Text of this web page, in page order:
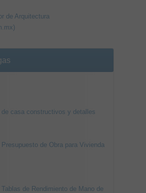
de Arquitectura
de casa constructivos y detalles
Presupuesto de Obra para Vivienda
Tablas de Rendimiento de Mano de